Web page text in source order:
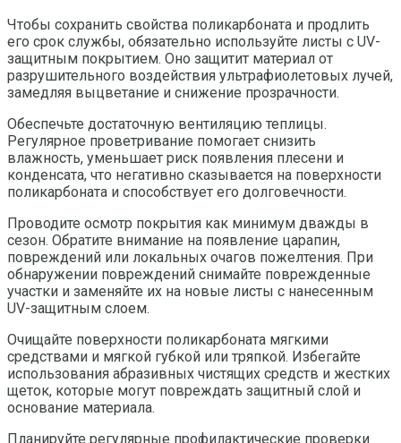
Чтобы сохранить свойства поликарбоната и продлить
его срок службы, обязательно используйте листы с UV-
защитным покрытием. Оно защитит материал от
разрушительного воздействия ультрафиолетовых лучей,
замедляя выцветание и снижение прозрачности.
Обеспечьте достаточную вентиляцию теплицы.
Регулярное проветривание помогает снизить
влажность, уменьшает риск появления плесени и
конденсата, что негативно сказывается на поверхности
поликарбоната и способствует его долговечности.
Проводите осмотр покрытия как минимум дважды в
сезон. Обратите внимание на появление царапин,
повреждений или локальных очагов пожелтения. При
обнаружении повреждений снимайте поврежденные
участки и заменяйте их на новые листы с нанесенным
UV-защитным слоем.
Очищайте поверхности поликарбоната мягкими
средствами и мягкой губкой или тряпкой. Избегайте
использования абразивных чистящих средств и жестких
щеток, которые могут повреждать защитный слой и
основание материала.
Планируйте регулярные профилактические проверки